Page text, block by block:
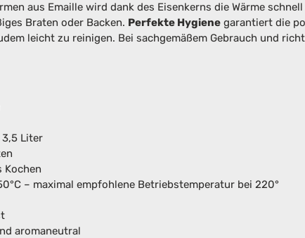
aus Emaille wird dank des Eisenkerns die Wärme
Braten oder Backen. Perfekte Hygiene garantiert die
leicht zu reinigen. Bei sachgemäßem Gebrauch und
3,5 Liter
Kochen
– maximal empfohlene Betriebstemperatur bei 220°
aromaneutral